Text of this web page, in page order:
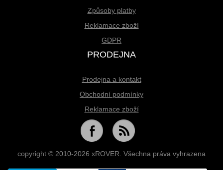
Způsoby platby
Reklamace zboží
GDPR
PRODEJNA
Prodejna a kontakt
Obchodní podmínky
Reklamace zboží
copyright © 2010-2026 xROVER. Všechna práva vyhrazena